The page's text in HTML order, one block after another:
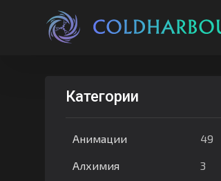
Категории
Анимации 49
Алхимия 3